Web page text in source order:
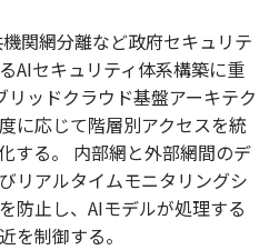
関網分離など政府セキュリテ
AIセキュリティ体系構築に重
ッドクラウド基盤アーキテク
に応じて階層別アクセスを統
する。 内部網と外部網間のデ
リアルタイムモニタリングシ
防止し、AIモデルが処理する
を制御する。